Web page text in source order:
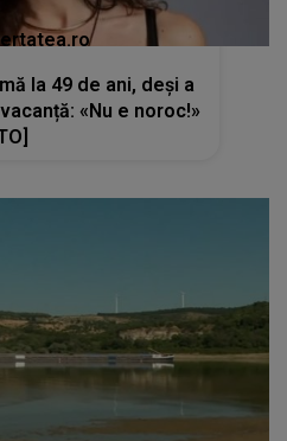
la 49 de ani, deși a
«Nu e noroc!»